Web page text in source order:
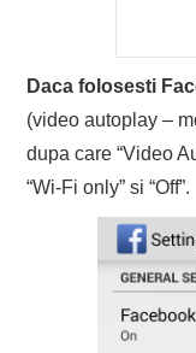
Daca folosesti
(video autoplay –
dupa care “Video
“Wi-Fi only” si “Off”.